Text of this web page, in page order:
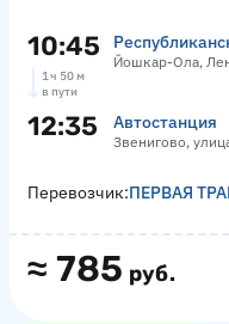
10:45 Йошкар-Ола,
1 ч 50 м
в пути
12:35 Автостанция
Звенигово,
≈ 785 руб.
Перевозчик:ПЕРВАЯ